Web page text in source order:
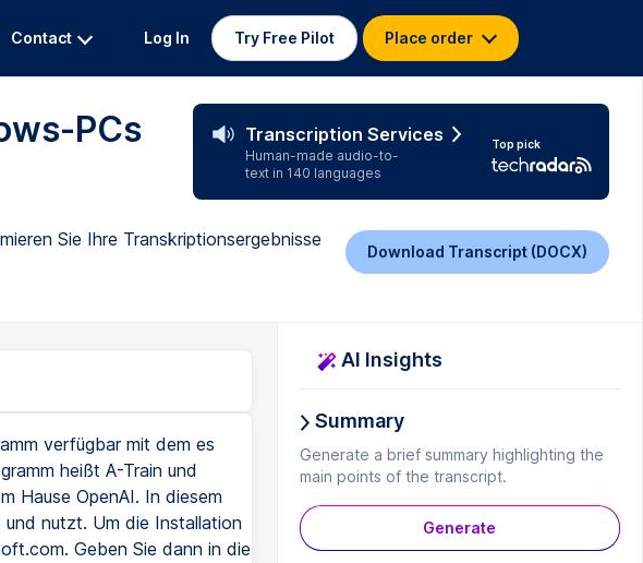
Contact Log In Try Free Pilot Place order
PCs
Transcription Services
Human-made audio-to-
text in 140 languages
Top pick
Sie Ihre Transkriptionsergebnisse
Download Transcript (DOCX)
verfügbar mit dem es
heißt A-Train und
Hause OpenAI. In diesem
nutzt. Um die Installation
Geben Sie dann in die
AI Insights
Summary
Generate a brief summary highlighting the
main points of the transcript.
Generate